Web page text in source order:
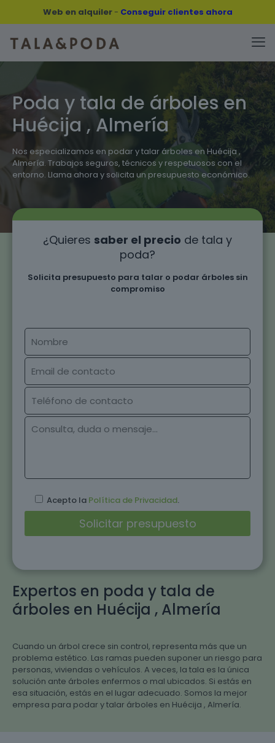
Web en alquiler- Conseguir clientes ahora
Poda y tala de árboles en
Huécija , Almería
Nos especializamos en podar y talar árboles en Huécija ,
Almería. Trabajos seguros, técnicos y respetuosos con el
entorno. Llama ahora y solicita un presupuesto económico.
Expertos en poda y tala de
árboles en Huécija , Almería
Cuando un árbol crece sin control, representa más que un
problema estético. Las ramas pueden suponer un riesgo para
personas, viviendas o vehículos. A veces, la tala es la única
solución ante árboles enfermos o mal ubicados. Si estás en
esa situación, estás en el lugar adecuado. Somos la mejor
empresa para podar y talar árboles en Huécija , Almería.
¿Quieres saber el precio de tala y
poda?
Solicita presupuesto para talar o podar árboles sin
compromiso
Acepto la Política de Privacidad.